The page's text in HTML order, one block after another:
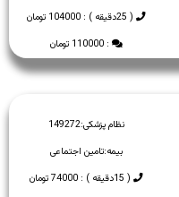
( 25دقیقه ) : 104000 تومان
: 110000 تومان
نظام پزشکی:149272
بیمه:تامین اجتماعی
( 15دقیقه ) : 74000 تومان